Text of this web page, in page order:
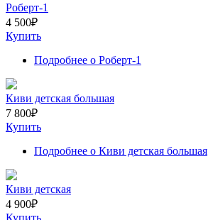
Роберт-1
4 500₽
Купить
Подробнее о Роберт-1
Киви детская большая
7 800₽
Купить
Подробнее о Киви детская большая
Киви детская
4 900₽
Купить